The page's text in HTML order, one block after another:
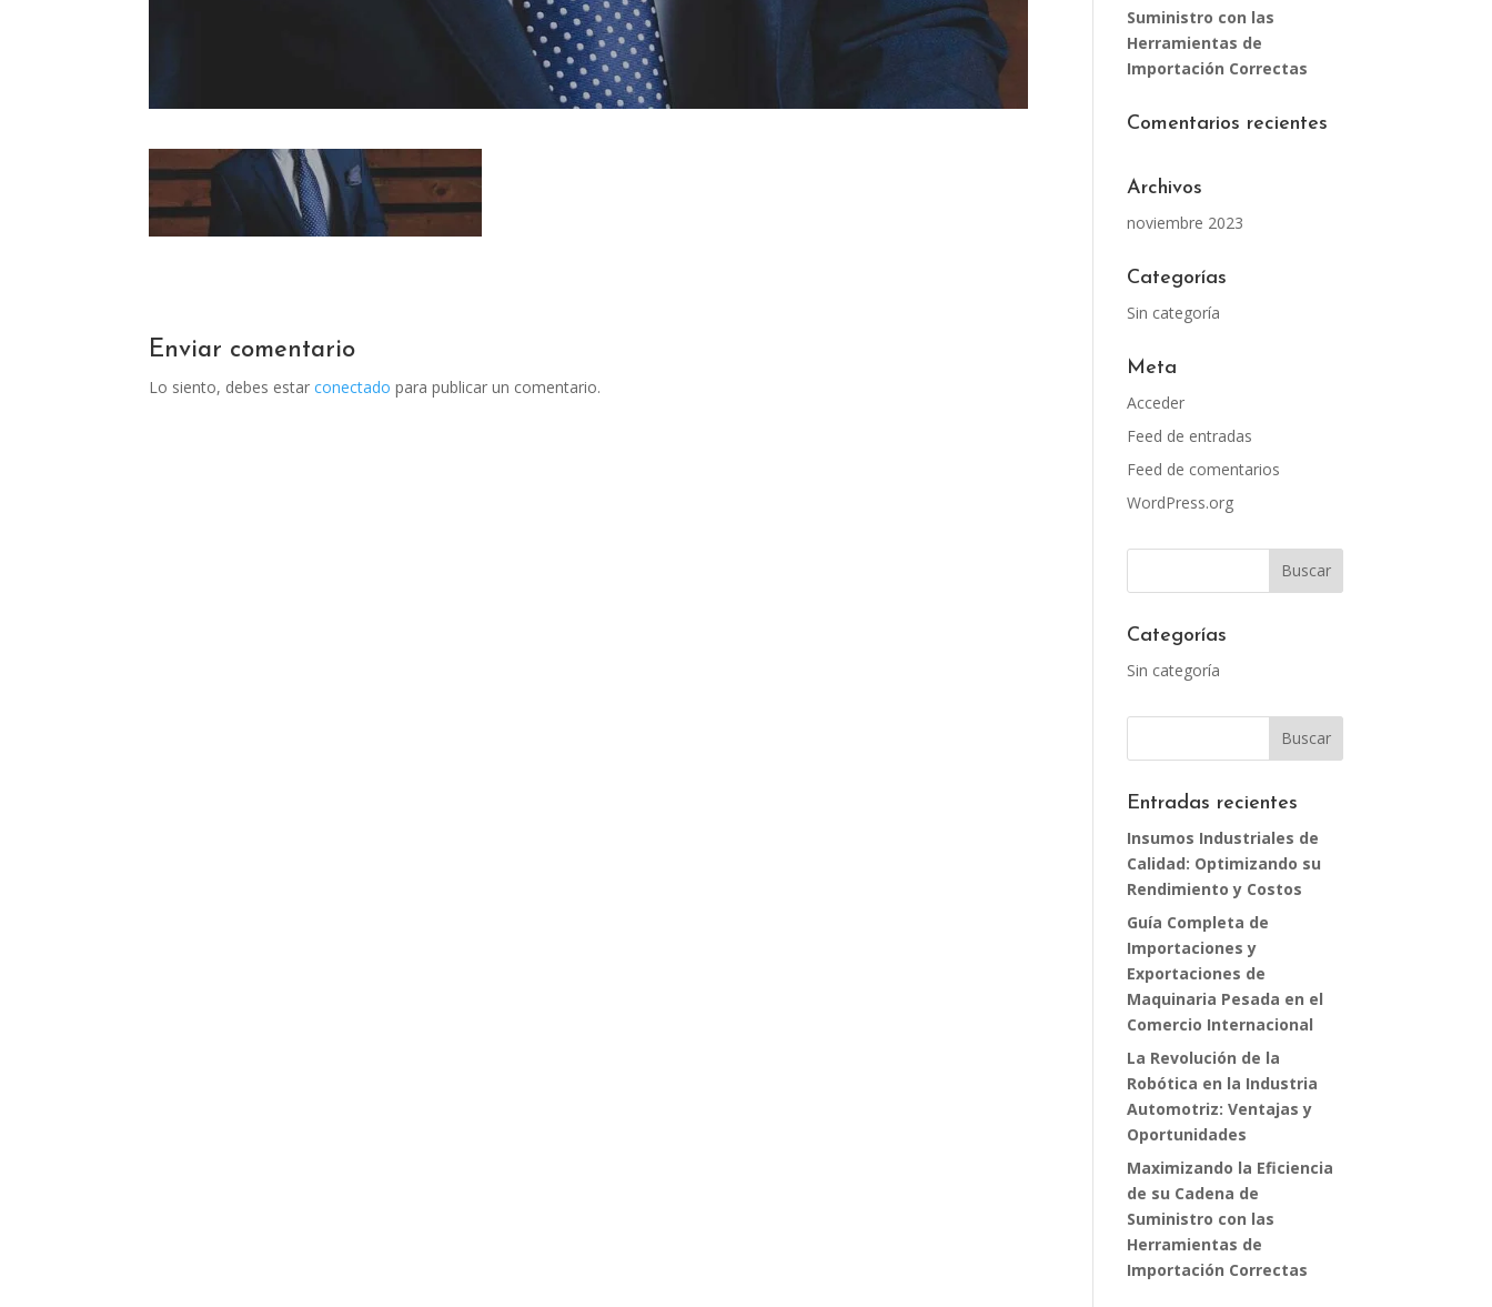
Enviar comentario
Lo siento, debes estarconectado para publicar un comentario.
Suministro con las
Herramientas de
Importación Correctas
Comentarios recientes
Archivos
noviembre 2023
Categorías
Sin categoría
Meta
Acceder
Feed de entradas
Feed de comentarios
WordPress.org
Categorías
Sin categoría
Entradas recientes
Insumos Industriales de
Calidad: Optimizando su
Rendimiento y Costos
Guía Completa de
Importaciones y
Exportaciones de
Maquinaria Pesada en el
Comercio Internacional
La Revolución de la
Robótica en la Industria
Automotriz: Ventajas y
Oportunidades
Maximizando la Eficiencia
de su Cadena de
Suministro con las
Herramientas de
Importación Correctas